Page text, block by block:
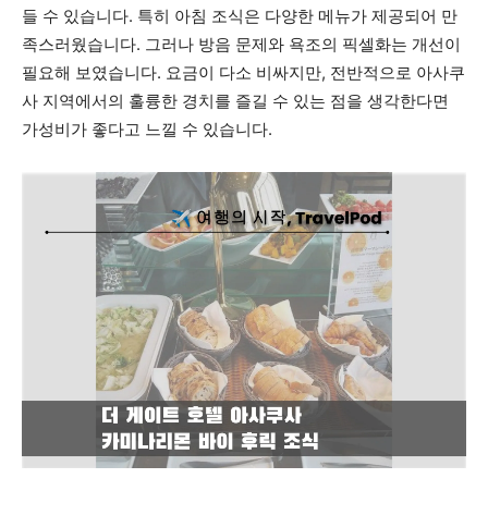
들 수 있습니다. 특히 아침 조식은 다양한 메뉴가 제공되어 만
족스러웠습니다. 그러나 방음 문제와 욕조의 픽셀화는 개선이
필요해 보였습니다. 요금이 다소 비싸지만, 전반적으로 아사쿠
사 지역에서의 훌륭한 경치를 즐길 수 있는 점을 생각한다면
가성비가 좋다고 느낄 수 있습니다.